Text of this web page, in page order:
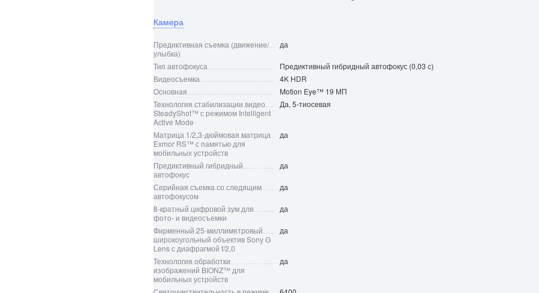
Камера
Предиктивная съемка (движение/
улыбка)
да
Тип автофокуса
Предиктивный гибридный автофокус (0,03 с)
Видеосъемка
4K HDR
Основная
Motion Eye™ 19 МП
Технология стабилизации видео
SteadyShot™ с режимом Intelligent
Active Mode
Да, 5-тиосевая
Матрица 1/2,3-дюймовая матрица
Exmor RS™ с памятью для
мобильных устройств
да
Предиктивный гибридный
автофокус
да
Серийная съемка со следящим
автофокусом
да
8-кратный цифровой зум для
фото- и видеосъемки
да
Фирменный 25-миллиметровый
широкоугольный объектив Sony G
Lens с диафрагмой f/2,0
да
Технология обработки
изображений BIONZ™ для
мобильных устройств
да